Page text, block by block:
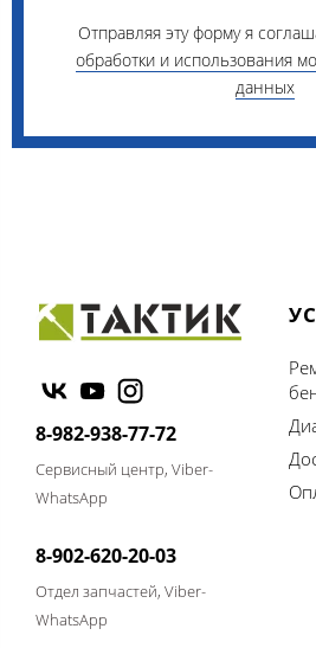
Отправляя эту форму я
обработки и использования
данных
8-982-938-77-72
Сервисный центр, Viber-
WhatsApp
8-902-620-20-03
Отдел запчастей, Viber-
WhatsApp